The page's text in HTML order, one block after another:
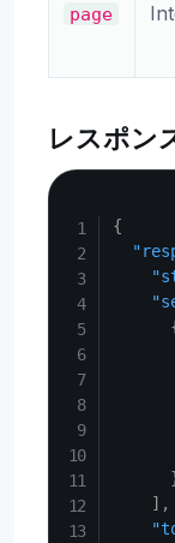
page
レスポン
{
] ,